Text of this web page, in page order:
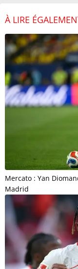
À LIRE
Mercato : Yan
Madrid